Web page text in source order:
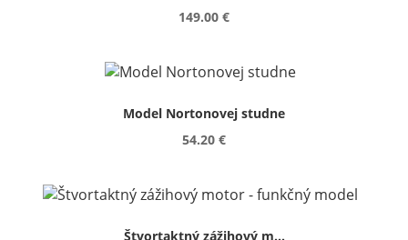
149.00 €
Model Nortonovej studne
54.20 €
Štvortaktný zážihový m...